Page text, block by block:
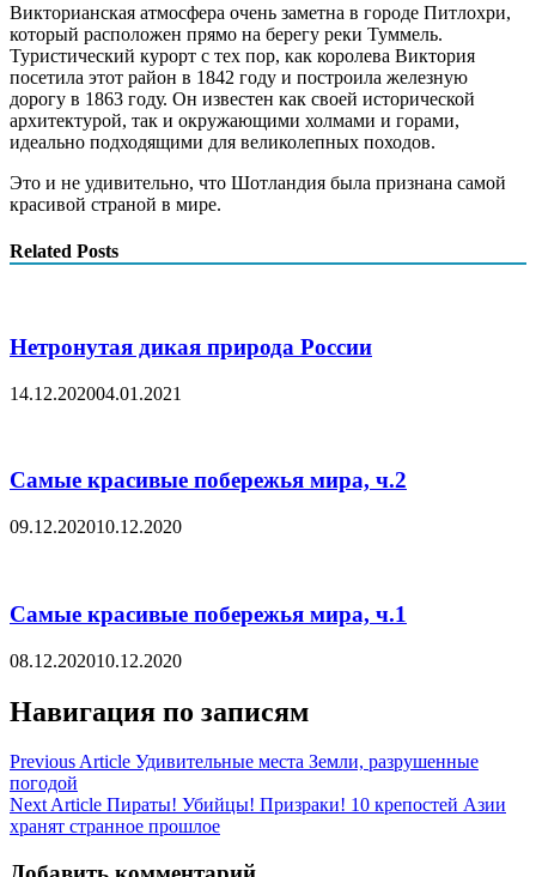
Викторианская атмосфера очень заметна в городе Питлохри,
который расположен прямо на берегу реки Туммель.
Туристический курорт с тех пор, как королева Виктория
посетила этот район в 1842 году и построила железную
дорогу в 1863 году. Он известен как своей исторической
архитектурой, так и окружающими холмами и горами,
идеально подходящими для великолепных походов.
Это и не удивительно, что Шотландия была признана самой
красивой страной в мире.
Related Posts
Нетронутая дикая природа России
14.12.202004.01.2021
Самые красивые побережья мира, ч.2
09.12.202010.12.2020
Самые красивые побережья мира, ч.1
08.12.202010.12.2020
Навигация по записям
Previous Article Удивительные места Земли, разрушенные
погодой
Next Article Пираты! Убийцы! Призраки! 10 крепостей Азии
хранят странное прошлое